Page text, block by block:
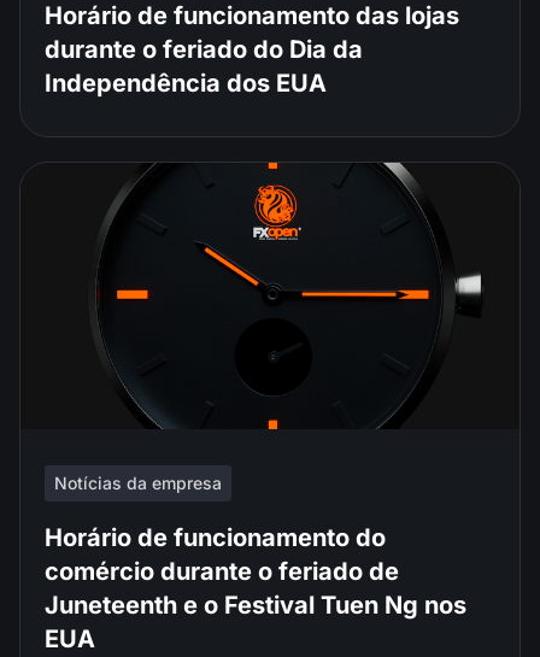
Horário de funcionamento das lojas
durante o feriado do Dia da
Independência dos EUA
Notícias da empresa
Horário de funcionamento do
comércio durante o feriado de
Juneteenth e o Festival Tuen Ng nos
EUA